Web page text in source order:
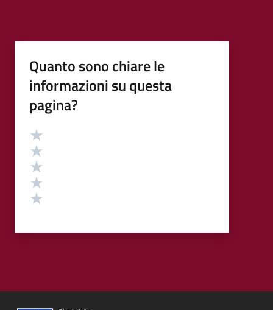
Quanto sono chiare le
informazioni su questa
pagina?
Valutazione